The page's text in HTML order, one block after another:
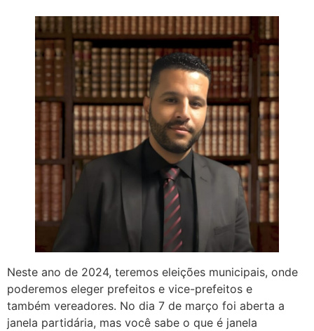
Neste ano de 2024, teremos eleições municipais, onde
poderemos eleger prefeitos e vice-prefeitos e
também vereadores. No dia 7 de março foi aberta a
janela partidária, mas você sabe o que é janela